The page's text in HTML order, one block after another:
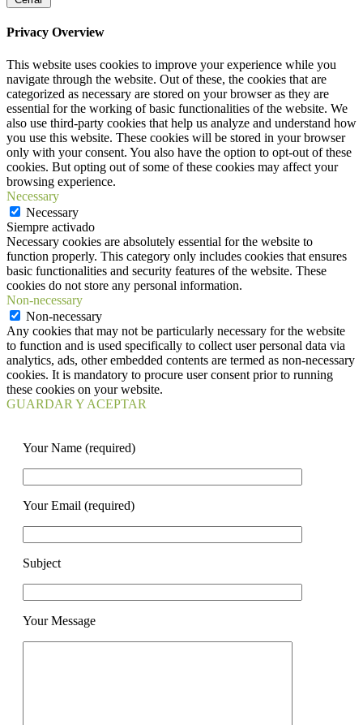
Privacy Overview
This website uses cookies to improve your experience while you
navigate through the website. Out of these, the cookies that are
categorized as necessary are stored on your browser as they are
essential for the working of basic functionalities of the website. We
also use third-party cookies that help us analyze and understand how
you use this website. These cookies will be stored in your browser
only with your consent. You also have the option to opt-out of these
cookies. But opting out of some of these cookies may affect your
browsing experience.
Necessary
Necessary
Siempre activado
Necessary cookies are absolutely essential for the website to
function properly. This category only includes cookies that ensures
basic functionalities and security features of the website. These
cookies do not store any personal information.
Non-necessary
Non-necessary
Any cookies that may not be particularly necessary for the website
to function and is used specifically to collect user personal data via
analytics, ads, other embedded contents are termed as non-necessary
cookies. It is mandatory to procure user consent prior to running
these cookies on your website.
GUARDAR Y ACEPTAR
Your Name (required)
Your Email (required)
Subject
Your Message